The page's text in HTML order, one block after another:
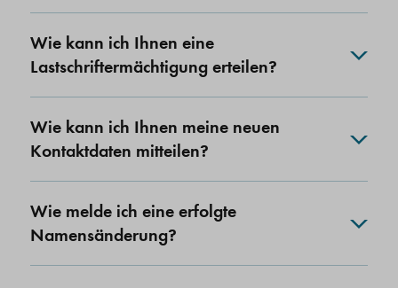
Wie kann ich Ihnen eine
Lastschriftermächtigung erteilen?
Wie kann ich Ihnen meine neuen
Kontaktdaten mitteilen?
Wie melde ich eine erfolgte
Namensänderung?